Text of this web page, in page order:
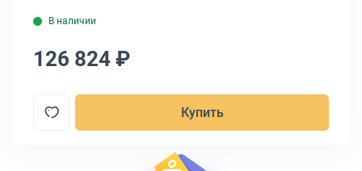
В наличии
126 824 ₽
Купить